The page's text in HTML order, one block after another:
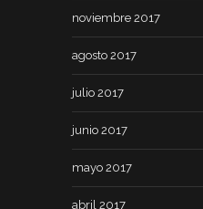
noviembre 2017
agosto 2017
julio 2017
junio 2017
mayo 2017
abril 2017